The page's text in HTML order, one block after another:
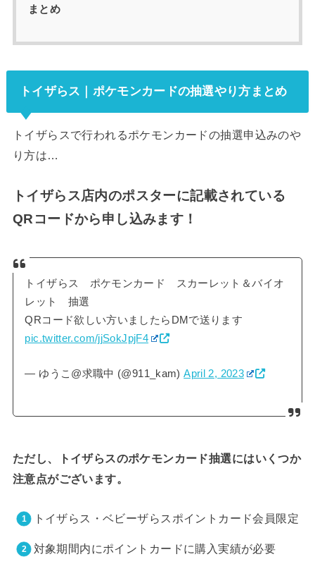
まとめ
トイザらス｜ポケモンカードの抽選やり方まとめ
トイザらスで行われるポケモンカードの抽選申込みのや
り方は…
トイザらス店内のポスターに記載されている
QRコードから申し込みます！
トイザらス ポケモンカード スカーレット＆バイオ
レット 抽選
QRコード欲しい方いましたらDMで送ります
pic.twitter.com/jjSokJpjF4
— ゆうこ@求職中 (@911_kam)April 2, 2023
ただし、トイザらスのポケモンカード抽選にはいくつか
注意点がございます。
トイザらス・ベビーザらスポイントカード会員限定
対象期間内にポイントカードに購入実績が必要